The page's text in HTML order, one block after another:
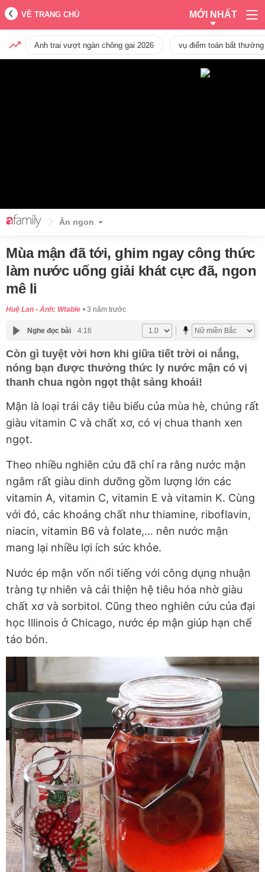
VỀ TRANG CHỦ MỚI NHẤT
Anh trai vượt ngàn chông gai 2026 vụ điểm toán bất
Ăn ngon
Mùa mận đã tới, ghim ngay công thức
làm nước uống giải khát cực đã, ngon
mê li
Huệ Lan - Ảnh: Wtable 3 năm trước
Nghe đọc bài 4:16
Còn gì tuyệt vời hơn khi giữa tiết trời oi nắng,
nóng bạn được thưởng thức ly nước mận có vị
thanh chua ngòn ngọt thật sảng khoái!
Mận là loại trái cây tiêu biểu của mùa hè, chúng rất
giàu vitamin C và chất xơ, có vị chua thanh xen
ngọt.
Theo nhiều nghiên cứu đã chỉ ra rằng nước mận
ngâm rất giàu dinh dưỡng gồm lượng lớn các
vitamin A, vitamin C, vitamin E và vitamin K. Cùng
với đó, các khoáng chất như thiamine, riboflavin,
niacin, vitamin B6 và folate,… nên nước mận
mang lại nhiều lợi ích sức khỏe.
Nước ép mận vốn nổi tiếng với công dụng nhuận
tràng tự nhiên và cải thiện hệ tiêu hóa nhờ giàu
chất xơ và sorbitol. Cũng theo nghiên cứu của đại
học Illinois ở Chicago, nước ép mận giúp hạn chế
táo bón.